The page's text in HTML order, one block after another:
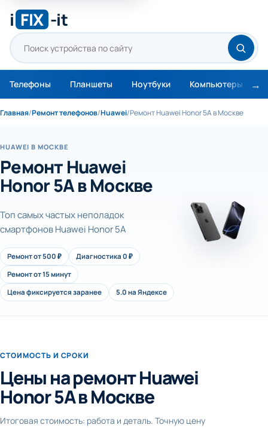
i FIX -it
Телефоны Планшеты Ноутбуки Компьютеры
Главная/Ремонт телефонов/Huawei/Ремонт Huawei Honor 5A в Москве
HUAWEI В МОСКВЕ
Ремонт Huawei
Honor 5A в Москве
Топ самых частых неполадок
смартфонов Huawei Honor 5A
Ремонт от 500 ₽
Диагностика 0 ₽
Ремонт от 15 минут
Цена фиксируется заранее
5.0 на Яндексе
СТОИМОСТЬ И СРОКИ
Цены на ремонт Huawei
Honor 5A в Москве
Итоговая стоимость: работа и деталь. Точную цену